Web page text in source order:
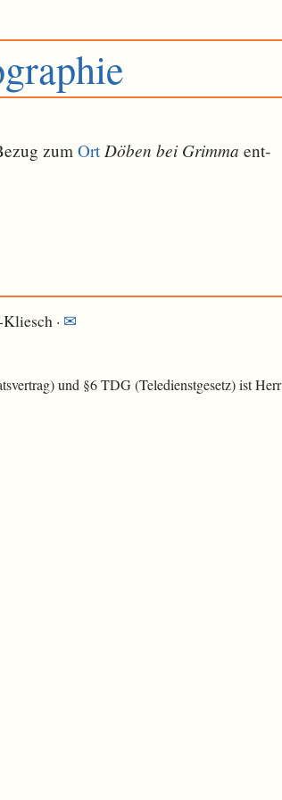
zum Ort Döben bei Grimma ent­
· ✉
und §6 TDG (Teledienstgesetz) ist Herr